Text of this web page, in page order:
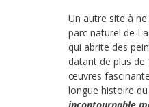
Un autre site à
parc naturel de
qui abrite des
datant de plus de
œuvres
longue histoire